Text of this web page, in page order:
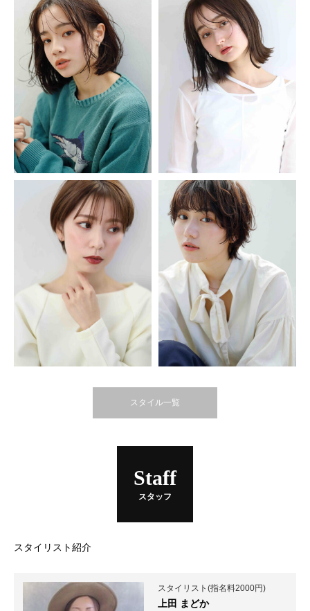
スタイル一覧
Staff
スタッフ
スタイリスト紹介
スタイリスト(指名料2000円)
上田 まどか